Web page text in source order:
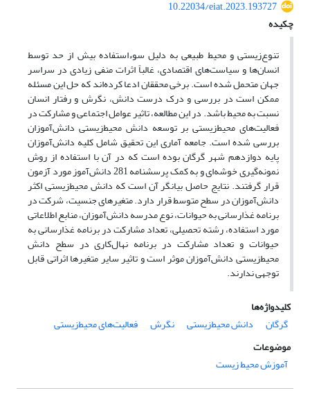
10.22034/eiat.2023.193727
چکیده
تنوع‌زیستی و محیط طبیعی به دلیل سوءاستفاده بیش از حد توسط
انسان‌‌ها و سیاست‌‌های اقتصادی، غالباً اثرات منفی زیادی در سراسر
جهان متحمل شده است. برخی محققان ادعا کرده‌‌اند که حل این مسئله
ممکن است در بررسی و درک درست دانش، نگرش و رفتار انسان
نسبت به محیط باشد. در این مطالعه، تاثیر عوامل اجتماعی و مشارکت در
فعالیت‌‌های محیط‌‌زیستی بر توسعه دانش محیط‌‌زیستی دانش‌‌آموزان
بررسی شده است. جامعه آماری این تحقیق شامل کلیه دانش‌‌آموزان
پایه دوازدهم شهر گرگان بوده است که در آن با استفاده از روش
نمونه‌‌گیری خوشه‌‌ای و به کمک پرسشنامه 281 دانش‌‌آموز مورد آزمون
قرار گرفتند. نتایج حاصل بیانگر آن است که دانش محیط‌‌زیستی اکثر
دانش‌‌آموزان در سطح متوسط قرار دارد. متغیرهای جنسیت، شرکت در
برنامه غذارسانی به حیوانات، نوع مدرسه دانش‌‌آموزان، منابع اطلاعاتی
مورد استفاده، رشته تحصیلی، تعداد مشارکت در برنامه غذارسانی به
حیوانات و تعداد مشارکت در برنامه نهال‌‌کاری در سطح دانش
محیط‌‌زیستی دانش‌‌آموزان موثر است و تاثیر سایر متغیرها اثراتی قابل
توجهی ندارند.
کلیدواژه‌ها
گرگان
دانش محیط‌‌زیستی نگرش
فعالیت‌‌های محیط‌‌زیستی
موضوعات
آموزش محیط زیست